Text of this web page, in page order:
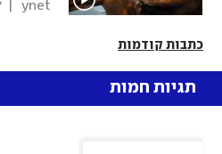
כתבות קודמות
תגיות חמות